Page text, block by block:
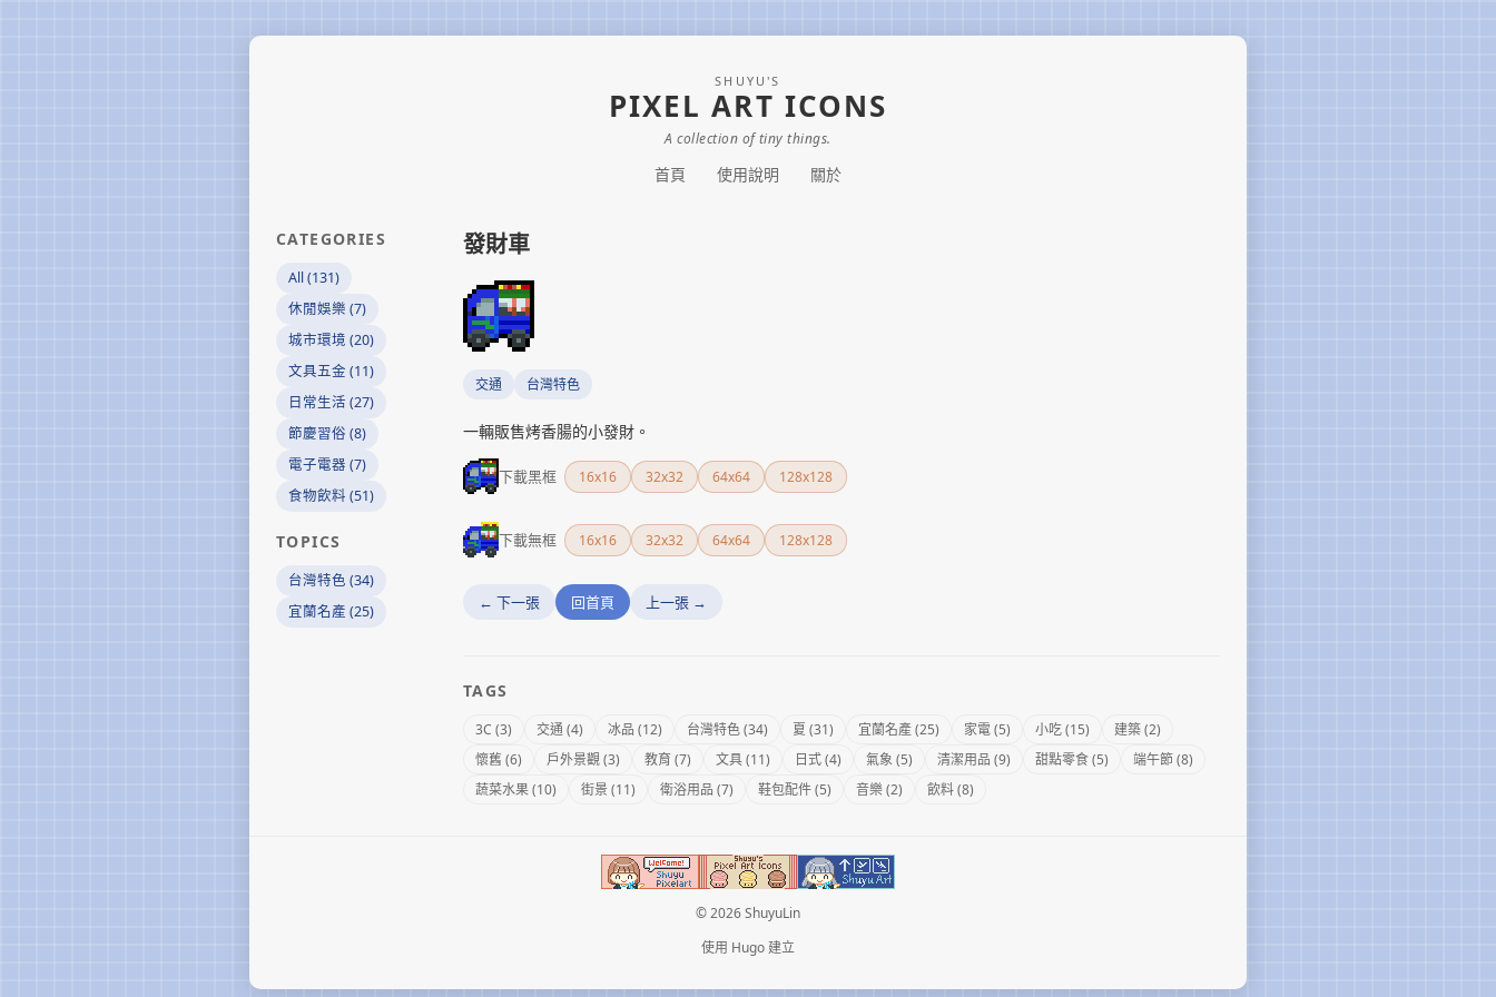
SHUYU'S
PIXEL ART ICONS
A collection of tiny things.
首頁 使用說明 關於
CATEGORIES
All (131)
休閒娛樂 (7)
城市環境 (20)
文具五金 (11)
日常生活 (27)
節慶習俗 (8)
電子電器 (7)
食物飲料 (51)
TOPICS
台灣特色 (34)
宜蘭名產 (25)
發財車
交通 台灣特色
一輛販售烤香腸的小發財。
下載黑框 16x16 32x32 64x64 128x128
下載無框 16x16 32x32 64x64 128x128
← 下一張 回首頁 上一張 →
TAGS
3C (3) 交通 (4) 冰品 (12) 台灣特色 (34) 夏 (31) 宜蘭名產 (25) 家電 (5) 小吃 (15)
建築 (2)
懷舊 (6)
戶外景觀 (3) 教育 (7) 文具 (11) 日式 (4) 氣象 (5) 清潔用品 (9) 甜點零食 (5)
端午節 (8)
蔬菜水果 (10)
街景 (11) 衛浴用品 (7) 鞋包配件 (5) 音樂 (2) 飲料 (8)
© 2026 ShuyuLin
使用 Hugo建立